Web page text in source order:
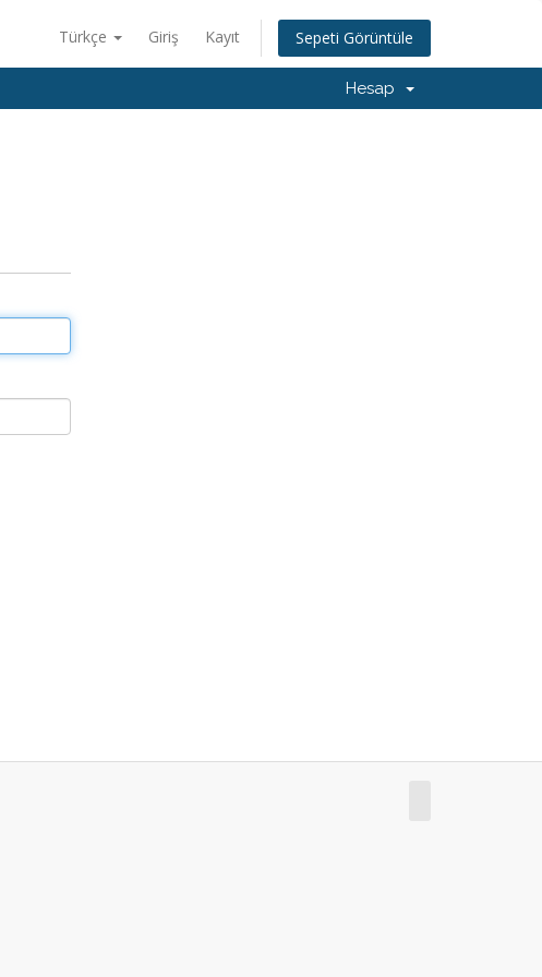
Türkçe Giriş Kayıt Sepeti Görüntüle
Hesap